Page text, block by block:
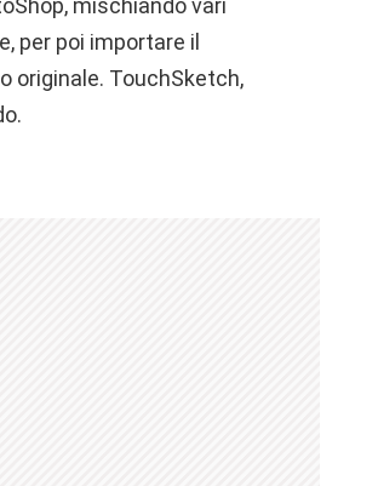
mischiando vari
per poi importare il
originale. TouchSketch,